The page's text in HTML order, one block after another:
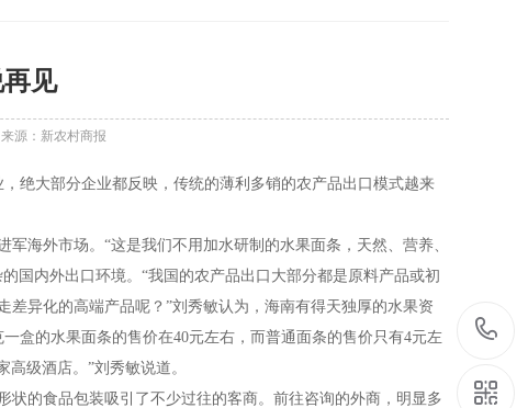
见
来源：新农村商报
绝大部分企业都反映，传统的薄利多销的农产品出口模式越来
军海外市场。 “这是我们不用加水研制的水果面条，天然、营养、
国内外出口环境。 “我国的农产品出口大部分都是原料产品或初
差异化的高端产品呢？ ”刘秀敏认为，海南有得天独厚的水果资
一盒的水果面条的售价在40元左右，而普通面条的售价只有4元左
级酒店。 ”刘秀敏说道。
的食品包装吸引了不少过往的客商。前往咨询的外商，明显多